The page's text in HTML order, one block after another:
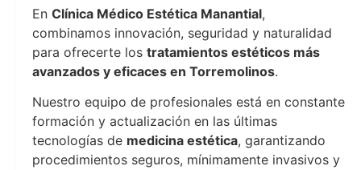
En Clínica Médico Estética Manantial,
combinamos innovación, seguridad y naturalidad
para ofrecerte los tratamientos estéticos más
avanzados y eficaces en Torremolinos.
Nuestro equipo de profesionales está en constante
formación y actualización en las últimas
tecnologías de medicina estética, garantizando
procedimientos seguros, mínimamente invasivos y